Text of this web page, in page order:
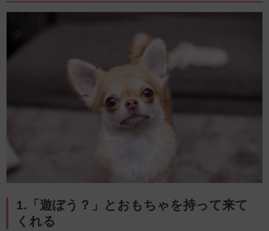
1.「遊ぼう？」とおもちゃを持って来て
くれる